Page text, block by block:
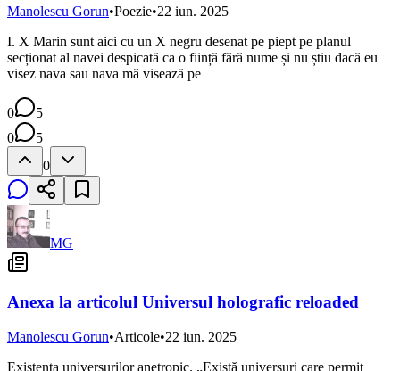
Manolescu Gorun•Poezie•22 iun. 2025
I. X Marin sunt aici cu un X negru desenat pe piept pe planul
secționat al navei despicată ca o ființă fără nume și nu știu dacă eu
visez nava sau nava mă visează pe
0
5
0
5
0
MG
Anexa la articolul Universul holografic reloaded
Manolescu Gorun•Articole•22 iun. 2025
Existenţa universurilor anetropic. „Există universuri care permit